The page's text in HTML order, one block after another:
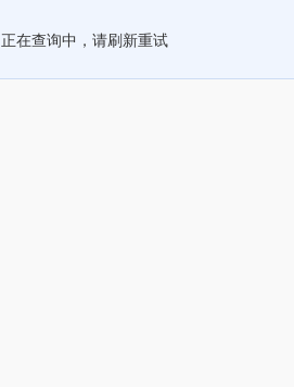
正在查询中，请刷新重试